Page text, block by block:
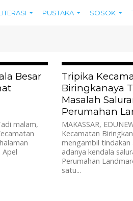
PUSTAKA SOSOK
Besar
malam,
Apel
Tripika
Biringkanaya
Masalah
Perumahan
MAKASSAR,
Kecamatan
mengambil tindakan
adanya kendala
Perumahan
satu...